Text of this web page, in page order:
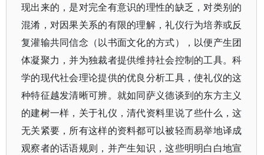
现出来的，是对完全有意识的理性的缺乏，对类别的
混淆，对因果关系的有限的理解，礼仪行为培养或反
复灌输共同信念（以书面文化的方式），以便产生团
体凝聚力，并为独裁者提供维持社会控制的工具。科
学的现代社会理论提供的优良分析工具，使礼仪的这
种特征越发清晰可辨。就如同萨义德谈到的东方主义
的建树一样，关于礼仪，清代资料里说了些什么，这
无关紧要，所有这样的资料都可以被轻而易举地译成
观察者的话语规则，并产生知识，这些明明白白地宣